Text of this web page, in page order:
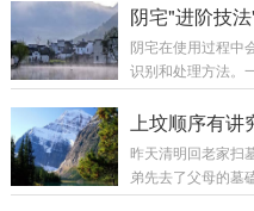
可。”核心观点：形
不求回报的付出积
阴德暗中行善，无
是风水的催化剂阴
无好效果受限无一
阴宅"进阶技
阴宅在使用过程中
识别和处理方法。
重程度结构问题墓
视情况气场问题气
问题一：墓碑倾斜
法：扶正墓碑加固
昨天清明回老家扫
弟先去了父母的墓
完了？祖坟还没去